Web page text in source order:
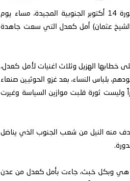
(مؤسسة توكل كرمان) في اسطنبول بتركيا، أقامت حفلاً هزيلاً بمناسبة عيد ثورة 14 أكتوبر الجنوبية المجيدة، مساء يوم
(الشيخ عثمان) أمل كعدل التي سعت جاهدة
خطابها الهزيل وثلاث اغنيات لأمل كعدل،
بلباس النساء، بعد غزو الحوثيين صنعاء
وكأنها حدثاً عابراً وليست ثورة قلبت موازين السياسة وغيرت
منه النيل من شعب الجنوب الذي يناضل
هي وبكل خبث، جاءت بأمل كعدل من عدن